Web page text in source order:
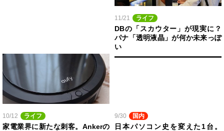
11/21 ライフ
DBの「スカウター」が現実に？
パナ「透明液晶」が何か未来っぽ
い
10/12 ライフ
家電業界に新たな刺客。Ankerの
9/30 国内
日本パソコン史を変えた1台。